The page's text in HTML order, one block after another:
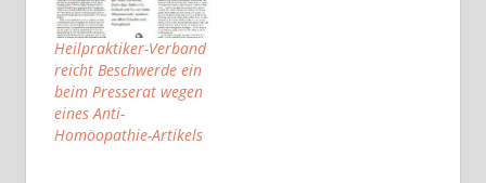
Heilpraktiker-Verband
reicht Beschwerde ein
beim Presserat wegen
eines Anti-
Homöopathie-Artikels